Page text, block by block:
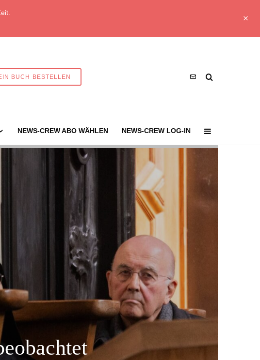
BUCH BESTELLEN
NEWS-CREW ABO WÄHLEN NEWS-CREW LOG-IN